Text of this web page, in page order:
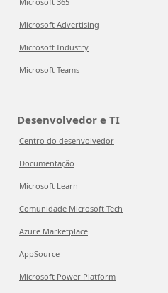
Microsoft Advertising
Microsoft Industry
Microsoft Teams
Desenvolvedor e TI
Centro do desenvolvedor
Documentação
Microsoft Learn
Comunidade Microsoft Tech
Azure Marketplace
AppSource
Microsoft Power Platform